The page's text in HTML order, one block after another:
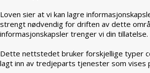
Loven sier at vi kan lagre
strengt nødvendig for driften av dette
informasjonskapsler trenger vi din tillatelse.
Dette nettstedet bruker forskjellige typer
lagt inn av tredjeparts tjenester som vises